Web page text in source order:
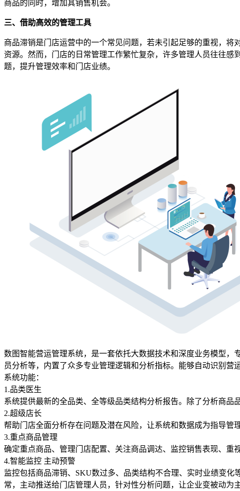
商品的同时，增加其销售机会。
三、借助高效的管理工具
商品滞销是门店运营中的一个常见问题，若未引起足够的重视，
资源。然而，门店的日常管理工作繁忙复杂，许多管理人员往往
题，提升管理效率和门店业绩。
数图智能营运管理系统，是一套依托大数据技术和深度业务模型
员分析等，内置了众多专业管理逻辑和分析指标。能够自动识别营
系统功能：
1.品类医生
系统提供最新的全品类、全等级品类结构分析报告。除了分析商品
2.超级店长
帮助门店全面分析存在问题及潜在风险，让系统和数据成为指导管
3.重点商品管理
确定重点商品、管理门店配置、关注商品调达、监控销售表现、重
4.智能监控 主动预警
监控包括商品滞销、SKU数过多、品类结构不合理、实时业绩变
常，主动推送给门店管理人员，针对性分析问题，让企业变被动为主